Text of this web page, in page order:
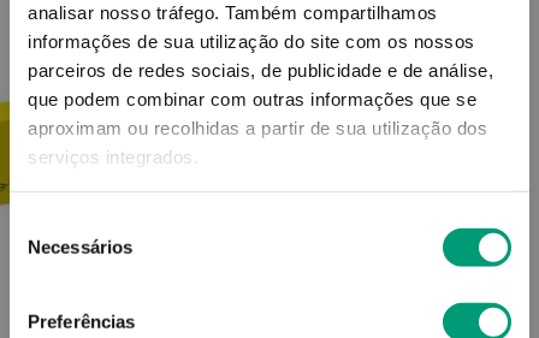
analisar nosso tráfego. Também compartilhamos
informações de sua utilização do site com os nossos
parceiros de redes sociais, de publicidade e de análise,
que podem combinar com outras informações que se
aproximam ou recolhidas a partir de sua utilização dos
serviços integrados.
Necessários
Preferências